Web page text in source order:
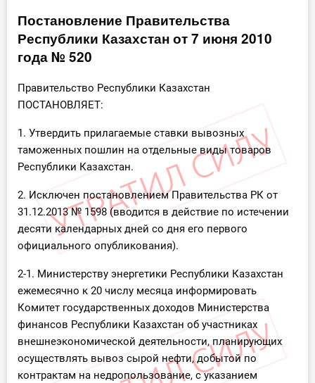
Правовая база
Библиотека бухгалтера
Инструменты
Справочник бухгалтера
Участник ВЭД
Практика ИП
Кадры. Труд. Зарплата.
Учет по отраслям
Юридический помощник
Интернет-магазин
Постановление Правительства
Республики Казахстан от 7 июня 2010
года № 520
Правительство Республики Казахстан
ПОСТАНОВЛЯЕТ:
1. Утвердить прилагаемые ставки вывозных
таможенных пошлин на отдельные виды товаров
Республики Казахстан.
2. Исключен постановлением Правительства РК от
31.12.2013 № 1598 (вводится в действие по истечении
десяти календарных дней со дня его первого
официального опубликования).
2-1. Министерству энергетики Республики Казахстан
ежемесячно к 20 числу месяца информировать
Комитет государственных доходов Министерства
финансов Республики Казахстан об участниках
внешнеэкономической деятельности, планирующих
осуществлять вывоз сырой нефти, добытой по
контрактам на недропользование, с указанием